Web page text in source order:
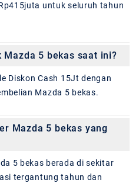
untuk seluruh tahun
5 bekas saat ini?
Diskon Cash 15Jt dengan
Mazda 5 bekas.
Mazda 5 bekas yang
5 bekas berada di sekitar
tergantung tahun dan